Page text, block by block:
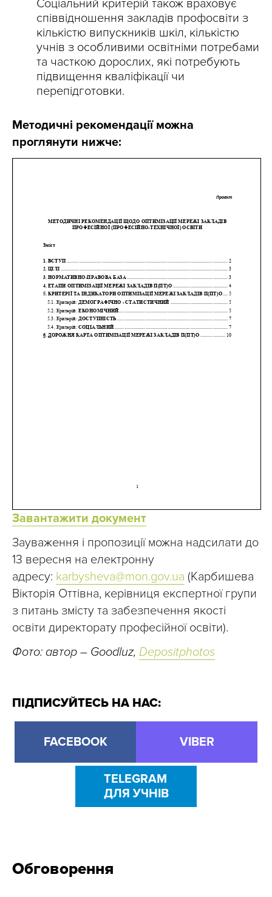
Соціальний критерій також враховує
співвідношення закладів профосвіти з
кількістю випускників шкіл, кількістю
учнів з особливими освітніми потребами
та часткою дорослих, які потребують
підвищення кваліфікації чи
перепідготовки.
Методичні рекомендації можна
проглянути нижче:
Завантажити документ
Зауваження і пропозиції можна надсилати до
13 вересня на електронну
адресу: karbysheva@mon.gov.ua (Карбишева
Вікторія Оттівна, керівниця експертної групи
з питань змісту та забезпечення якості
освіти директорату професійної освіти).
Фото: автор – Goodluz, Depositphotos
ПІДПИСУЙТЕСЬ НА НАС:
FACEBOOK VIBER
TELEGRAM
ДЛЯ УЧНІВ
Обговорення